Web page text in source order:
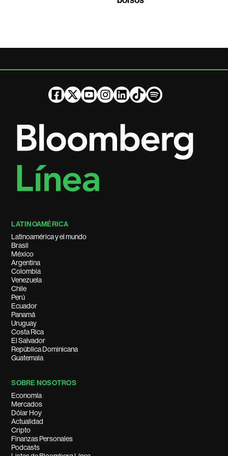
LATINOAMÉRICA
Latinoamérica y el mundo
Brasil
México
Argentina
Colombia
Venezuela
Chile
Perú
Ecuador
Panamá
Uruguay
Costa Rica
El Salvador
República Dominicana
Guatemala
SOBRE NOSOTROS
Economía
Mercados
Dólar Hoy
Actualidad
Cripto
Finanzas Personales
Podcasts